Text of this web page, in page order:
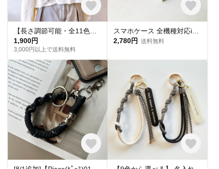
1,900円
3,000円以上で送料無料
2,780円 送料無料